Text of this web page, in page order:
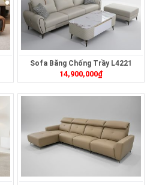
Sofa Băng Chống Trầy L4221
14,900,000₫